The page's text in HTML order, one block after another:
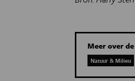
Meer over de
Natuur & Milieu